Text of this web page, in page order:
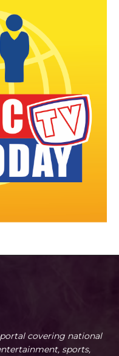
covering national
sports,